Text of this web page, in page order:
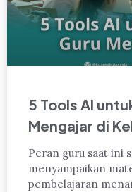
5 Tools AI
Mengajar di
Peran guru saat ini
menyampaikan
pembelajaran